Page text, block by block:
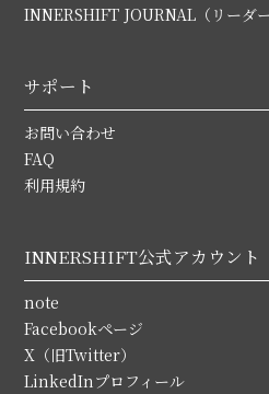
INNERSHIFT JOURNAL（リーダ
サポート
お問い合わせ
FAQ
利用規約
INNERSHIFT公式アカウント
note
Facebookページ
X（旧Twitter）
LinkedInプロフィール